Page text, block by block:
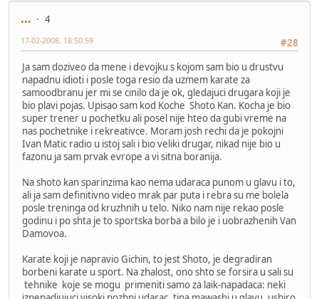
...
4
#28
17-02-2008, 18:50:59
Ja sam doziveo da mene i devojku s kojom sam bio u drustvu
napadnu idioti i posle toga resio da uzmem karate za
samoodbranu jer mi se cinilo da je ok, gledajuci drugara koji je
bio plavi pojas. Upisao sam kod Koche Shoto Kan. Kocha je bio
super trener u pochetku ali posel nije hteo da gubi vreme na
nas pochetnike i rekreativce. Moram josh rechi da je pokojni
Ivan Matic radio u istoj sali i bio veliki drugar, nikad nije bio u
fazonu ja sam prvak evrope a vi sitna boranija.
Na shoto kan sparinzima kao nema udaraca punom u glavu i to,
ali ja sam definitivno video mrak par puta i rebra su me bolela
posle treninga od kruzhnih u telo. Niko nam nije rekao posle
godinu i po shta je to sportska borba a bilo je i uobrazhenih Van
Damovoa.
Karate koji je napravio Gichin, to jest Shoto, je degradiran
borbeni karate u sport. Na zhalost, ono shto se forsira u sali su
tehnike koje se mogu primeniti samo za laik-napadaca: neki